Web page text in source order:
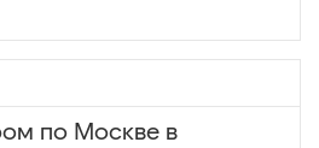
по Москве в